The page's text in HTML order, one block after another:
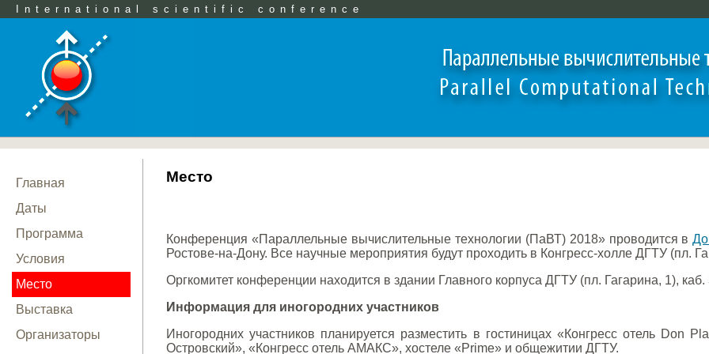
International scientific conference
Главная
Даты
Программа
Условия
Место
Выставка
Организаторы
Место
Конференция «Параллельные вычислительные технологии (ПаВТ) 2018» проводится в
Ростове-на-Дону. Все научные мероприятия будут проходить в Конгресс-холле ДГТУ (пл.
Оргкомитет конференции находится в здании Главного корпуса ДГТУ (пл. Гагарина, 1), каб.
Информация для иногородних участников
Иногородних участников планируется разместить в гостиницах «Конгресс отель
Островский», «Конгресс отель АМАКС», хостеле «Prime» и общежитии ДГТУ.